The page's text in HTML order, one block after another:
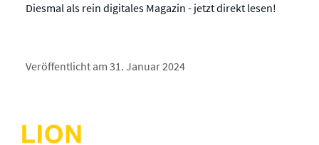
Diesmal als rein digitales Magazin - jetzt direkt lesen!
Veröffentlicht am 31. Januar 2024